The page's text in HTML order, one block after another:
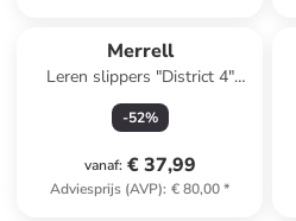
Merrell
Leren slippers "District 4"
zwart
-52%
vanaf: € 37,99
Adviesprijs (AVP): € 80,00*